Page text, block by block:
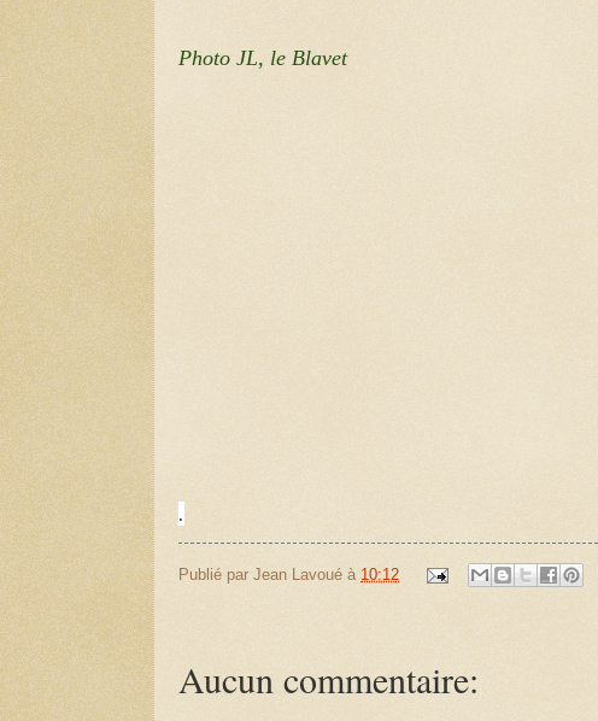
Photo JL, le Blavet
.
Publié par Jean Lavoué à 10:12
Aucun commentaire: